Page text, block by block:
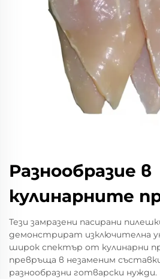
Разнообразие в
кулинарните
Тези замразени пасирани
демонстрират изключителна
широк спектър от кулинарни
превръща в незаменим
разнообразни готварски нужди.